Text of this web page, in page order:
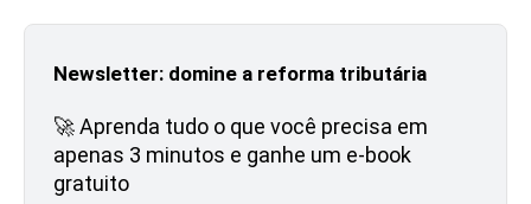
Newsletter: domine a reforma tributária
🚀 Aprenda tudo o que você precisa em
apenas 3 minutos e ganhe um e-book
gratuito